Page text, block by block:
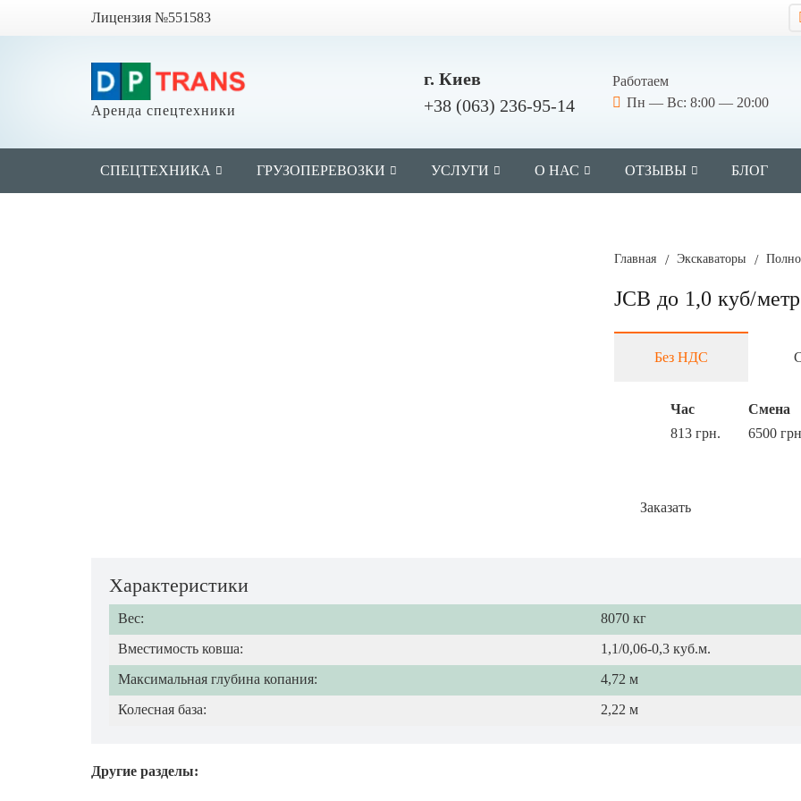
Лицензия №551583
Аренда спецтехники
г. Киев
+38 (063) 236-95-14
Работаем
Пн — Вс: 8:00 — 20:00
СПЕЦТЕХНИКА ГРУЗОПЕРЕВОЗКИ УСЛУГИ О НАС ОТЗЫВЫ БЛОГ
Главная / Экскаваторы /
JCB до 1,0 куб/
Без НДС
Час
813 грн.
Смена
6500
Заказать
Характеристики
Вес:
8070 кг
Вместимость ковша:
1,1/0,06-0,3 куб.м.
Максимальная глубина копания:
4,72 м
Колесная база:
2,22 м
Другие разделы: